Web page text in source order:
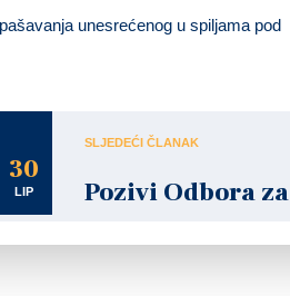
unesrećenog u spiljama pod
30
LIP
SLJEDEĆI ČLANAK
Pozivi Odbora za